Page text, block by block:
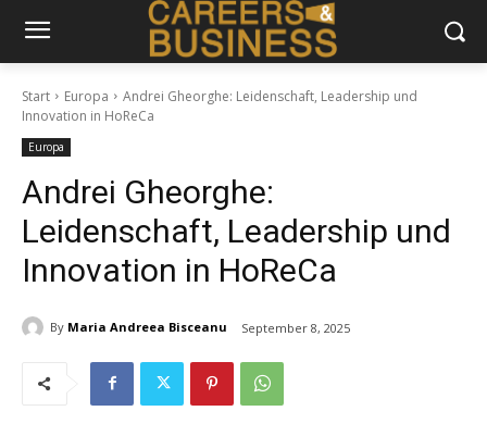
Start Europa
Andrei Gheorghe: Leidenschaft, Leadership und
Innovation in HoReCa
Europa
Andrei Gheorghe:
Leidenschaft, Leadership und
Innovation in HoReCa
By Maria Andreea Bisceanu September 8, 2025